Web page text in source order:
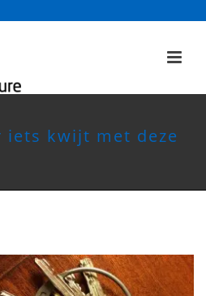
iets kwijt met deze